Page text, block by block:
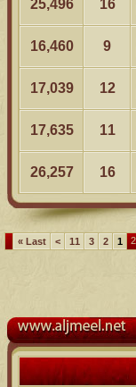
16
25,496
9
16,460
12
17,039
11
17,635
16
26,257
1
2
3
11
>
Last
»